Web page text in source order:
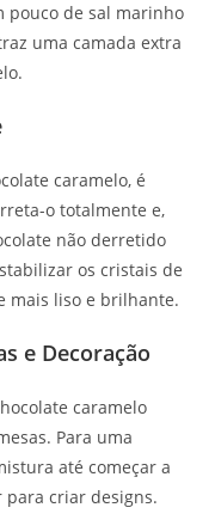
pouco de sal marinho
uma camada extra
caramelo, é
o totalmente e,
não derretido
os cristais de
mais liso e brilhante.
e Decoração
caramelo
Para uma
até começar a
para criar designs.